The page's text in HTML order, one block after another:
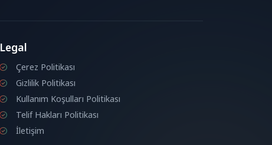
Legal
Çerez Politikası
Gizlilik Politikası
Kullanım Koşulları Politikası
Telif Hakları Politikası
İletişim